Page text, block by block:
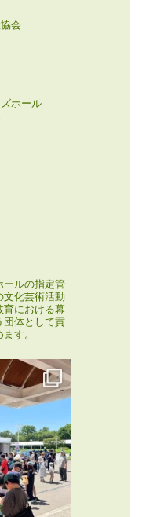
会
ホール
ールの指定管
文化芸術活動
育における幕
団体として貢
す。